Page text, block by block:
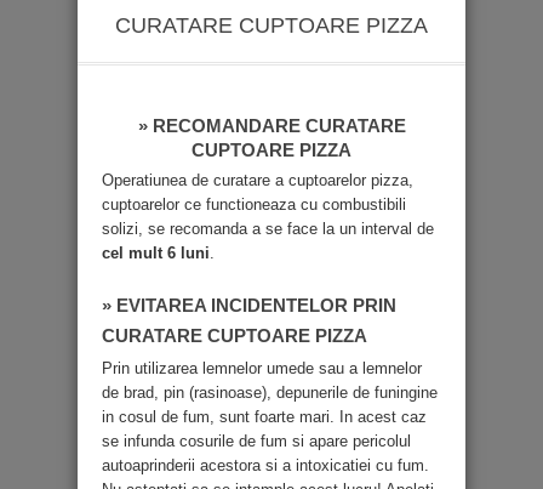
CURATARE CUPTOARE PIZZA
» RECOMANDARE CURATARE
CUPTOARE PIZZA
Operatiunea de curatare a cuptoarelor pizza,
cuptoarelor ce functioneaza cu combustibili
solizi, se recomanda a se face la un interval de
cel mult 6 luni.
» EVITAREA INCIDENTELOR PRIN
CURATARE CUPTOARE PIZZA
Prin utilizarea lemnelor umede sau a lemnelor
de brad, pin (rasinoase), depunerile de funingine
in cosul de fum, sunt foarte mari. In acest caz
se infunda cosurile de fum si apare pericolul
autoaprinderii acestora si a intoxicatiei cu fum.